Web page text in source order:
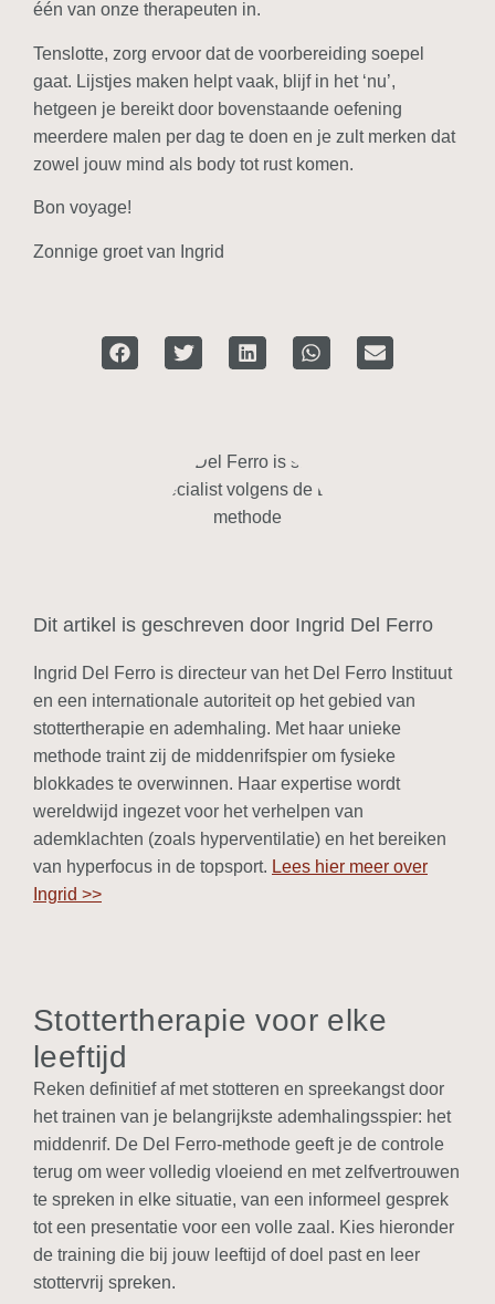
één van onze therapeuten in.
Tenslotte, zorg ervoor dat de voorbereiding soepel
gaat. Lijstjes maken helpt vaak, blijf in het ‘nu’,
hetgeen je bereikt door bovenstaande oefening
meerdere malen per dag te doen en je zult merken dat
zowel jouw mind als body tot rust komen.
Bon voyage!
Zonnige groet van Ingrid
Dit artikel is geschreven door Ingrid Del Ferro
Ingrid Del Ferro is directeur van het Del Ferro Instituut
en een internationale autoriteit op het gebied van
stottertherapie en ademhaling. Met haar unieke
methode traint zij de middenrifspier om fysieke
blokkades te overwinnen. Haar expertise wordt
wereldwijd ingezet voor het verhelpen van
ademklachten (zoals hyperventilatie) en het bereiken
van hyperfocus in de topsport. Lees hier meer over
Ingrid >>
Stottertherapie voor elke
leeftijd
Reken definitief af met stotteren en spreekangst door
het trainen van je belangrijkste ademhalingsspier: het
middenrif. De Del Ferro-methode geeft je de controle
terug om weer volledig vloeiend en met zelfvertrouwen
te spreken in elke situatie, van een informeel gesprek
tot een presentatie voor een volle zaal. Kies hieronder
de training die bij jouw leeftijd of doel past en leer
stottervrij spreken.